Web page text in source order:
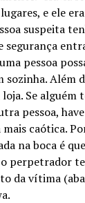
e ele
suspeita
segurança
pessoa
sozinha. Além
Se alguém
pessoa,
mais caótica.
na boca é
perpetrador
da vítima